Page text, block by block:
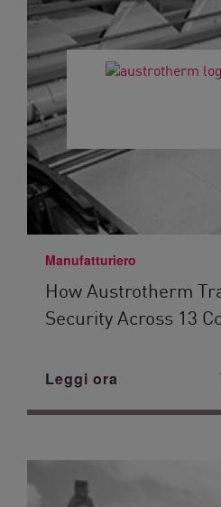
Manufatturiero
How Austrotherm
Security Across 13
Leggi ora